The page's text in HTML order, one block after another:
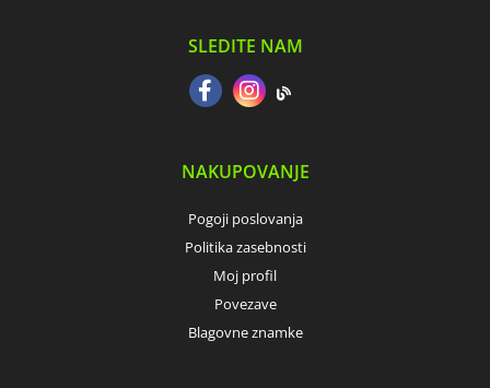
SLEDITE NAM
NAKUPOVANJE
Pogoji poslovanja
Politika zasebnosti
Moj profil
Povezave
Blagovne znamke